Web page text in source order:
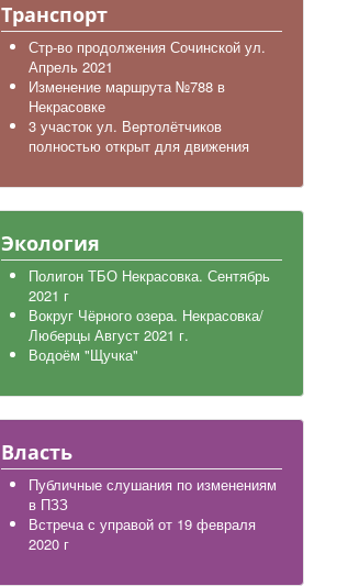
Транспорт
Стр-во продолжения Сочинской ул.
Апрель 2021
Изменение маршрута №788 в
Некрасовке
3 участок ул. Вертолётчиков
полностью открыт для движения
Экология
Полигон ТБО Некрасовка. Сентябрь
2021 г
Вокруг Чёрного озера. Некрасовка/
Люберцы Август 2021 г.
Водоём "Щучка"
Власть
Публичные слушания по изменениям
в ПЗЗ
Встреча с управой от 19 февраля
2020 г